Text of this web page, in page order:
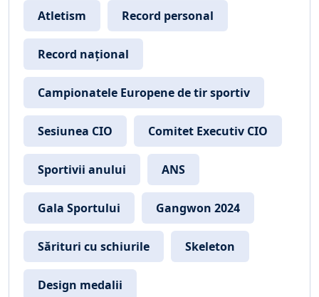
Atletism Record personal
Record național
Campionatele Europene de tir sportiv
Sesiunea CIO Comitet Executiv CIO
Sportivii anului ANS
Gala Sportului Gangwon 2024
Sărituri cu schiurile Skeleton
Design medalii